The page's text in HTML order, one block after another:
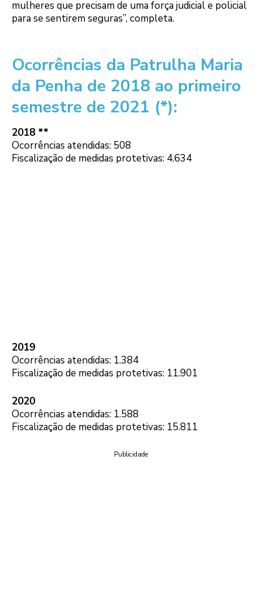
mulheres que precisam de uma força judicial e policial
para se sentirem seguras”, completa.
Ocorrências da Patrulha Maria
da Penha de 2018 ao primeiro
semestre de 2021 (*):
2018 **
Ocorrências atendidas: 508
Fiscalização de medidas protetivas: 4.634
2019
Ocorrências atendidas: 1.384
Fiscalização de medidas protetivas: 11.901
2020
Ocorrências atendidas: 1.588
Fiscalização de medidas protetivas: 15.811
Publicidade